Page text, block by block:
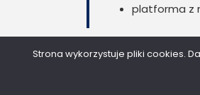
platforma z
Strona wykorzystuje pliki cookies.